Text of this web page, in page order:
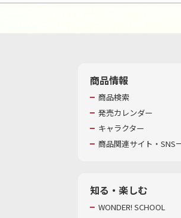
商品情報
商品検索
発売カレンダー
キャラクター
商品関連サイト・SNS
知る・楽しむ
WONDER! SCHOOL